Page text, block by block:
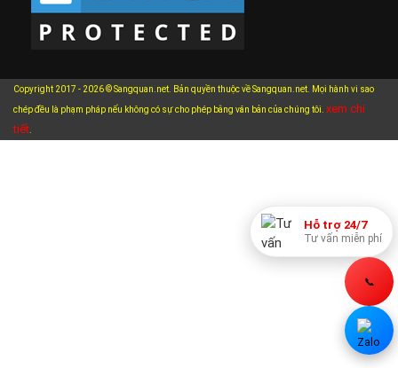
Hỗ trợ 24/7
Tư vấn miễn phí
📞
Copyright 2017 - 2026 © Sangquan.net. Bản quyền thuộc về Sangquan.net. Mọi hành vi sao
chép đều là phạm pháp nếu không có sự cho phép bằng văn bản của chúng tôi. xem chi
tiết